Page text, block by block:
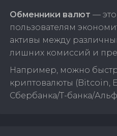
Обменники валют —
пользователям
активы между
лишних комиссий и
Например, можно
криптовалюты (Bitcoin,
Сбербанка/Т-банка/